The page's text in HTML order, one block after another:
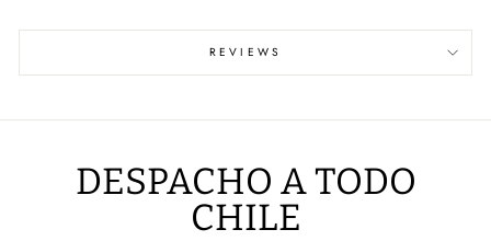
REVIEWS
DESPACHO A TODO
CHILE